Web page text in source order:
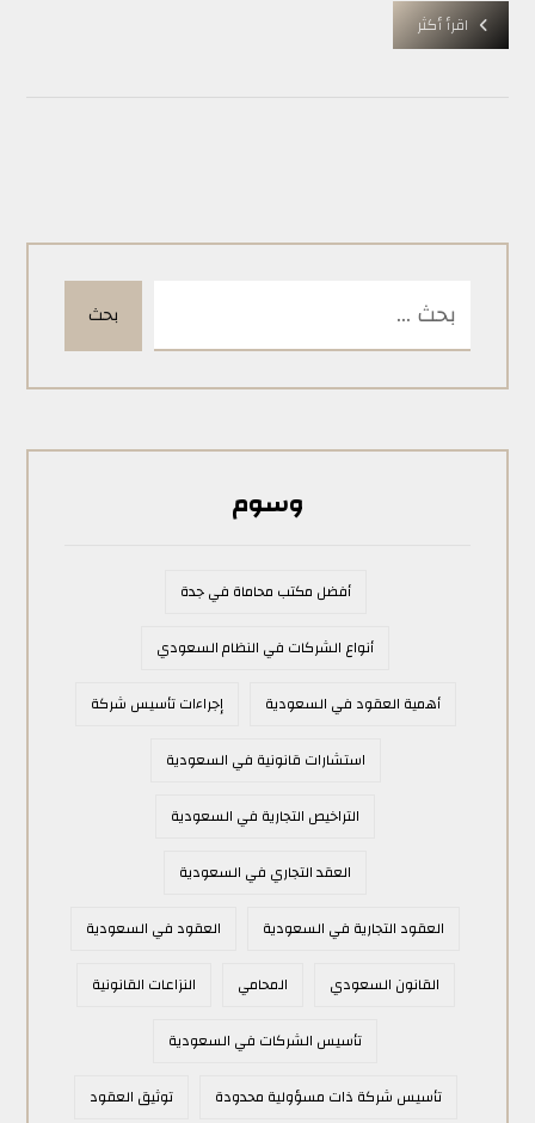
اقرأ أكثر
بحث
وسوم
أفضل مكتب محاماة في جدة
أنواع الشركات في النظام السعودي
أهمية العقود في السعودية إجراءات تأسيس شركة
استشارات قانونية في السعودية
التراخيص التجارية في السعودية
العقد التجاري في السعودية
العقود التجارية في السعودية العقود في السعودية
القانون السعودي المحامي النزاعات القانونية
تأسيس الشركات في السعودية
تأسيس شركة ذات مسؤولية محدودة توثيق العقود